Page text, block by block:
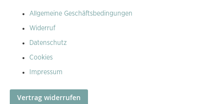
Allgemeine Geschäftsbedingungen
Widerruf
Datenschutz
Cookies
Impressum
Vertrag widerrufen